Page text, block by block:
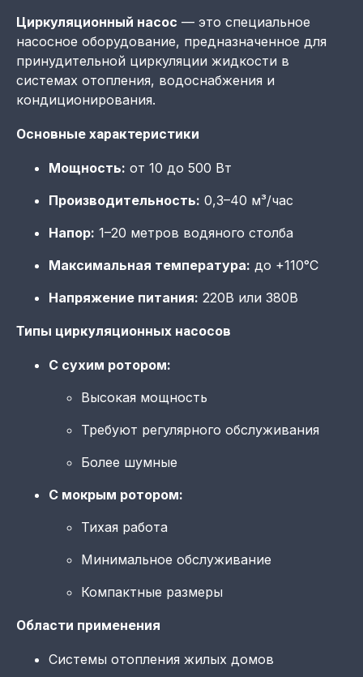
Циркуляционный насос — это специальное
насосное оборудование, предназначенное для
принудительной циркуляции жидкости в
системах отопления, водоснабжения и
кондиционирования.
Основные характеристики
Мощность: от 10 до 500 Вт
Производительность: 0,3–40 м³/час
Напор: 1–20 метров водяного столба
Максимальная температура: до +110°C
Напряжение питания: 220В или 380В
Типы циркуляционных насосов
С сухим ротором:
Высокая мощность
Требуют регулярного обслуживания
Более шумные
С мокрым ротором:
Тихая работа
Минимальное обслуживание
Компактные размеры
Области применения
Системы отопления жилых домов